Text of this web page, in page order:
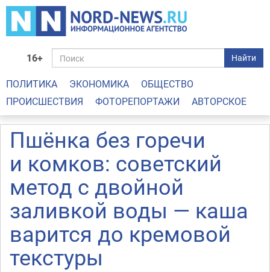
16+ Найти
ПОЛИТИКА ЭКОНОМИКА
ОБЩЕСТВО
ПРОИСШЕСТВИЯ
ФОТОРЕПОРТАЖИ АВТОРСКОЕ
Пшёнка без горечи
и комков: советский
метод с двойной
заливкой воды — каша
варится до кремовой
текстуры